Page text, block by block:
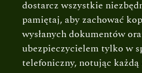
dostarcz wszystkie
pamiętaj, aby zachować
wysłanych dokumentów
ubezpieczycielem tylko w
telefoniczny, notując każdą